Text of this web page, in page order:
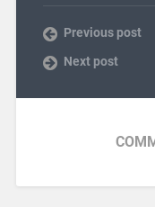
Previous post
Next post